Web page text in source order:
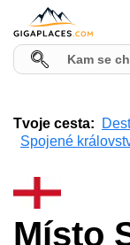
Tvoje cesta:
Spojené
Místo